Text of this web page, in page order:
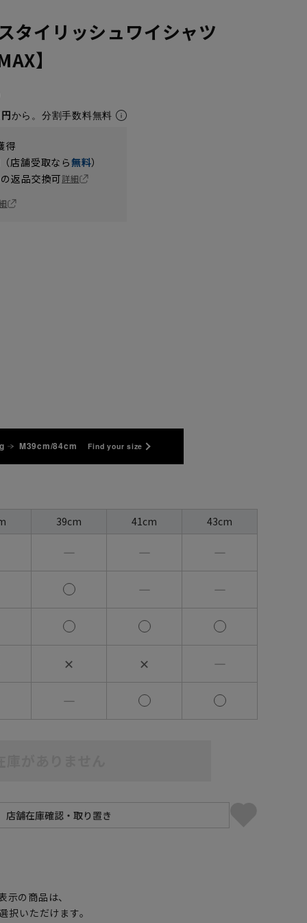
タイリッシュワイシャツ
】
から。分割手数料無料
得
店舗受取なら無料）
返品交換可詳細
M39cm/84cm Find your size
39cm 41cm 43cm
― ― ―
― ―
✕ ✕ ―
―
示の商品は、
択いただけます。